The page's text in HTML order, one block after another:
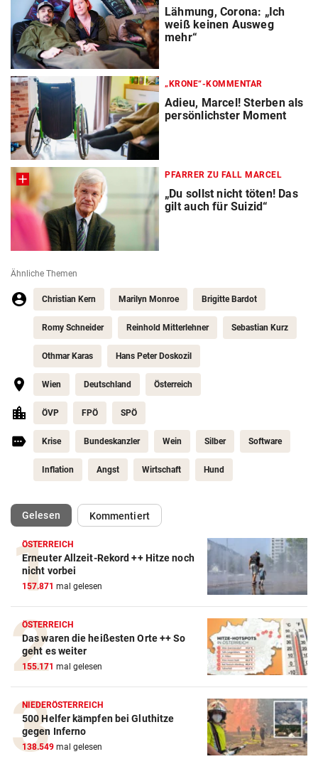
Lähmung, Corona: „Ich
weiß keinen Ausweg
mehr“
„KRONE“-KOMMENTAR
Adieu, Marcel! Sterben als
persönlichster Moment
PFARRER ZU FALL MARCEL
„Du sollst nicht töten! Das
gilt auch für Suizid“
Ähnliche Themen
Christian Kern Marilyn Monroe Brigitte Bardot
Romy Schneider Reinhold Mitterlehner Sebastian Kurz
Othmar Karas Hans Peter Doskozil
Wien Deutschland Österreich
ÖVP FPÖ SPÖ
Krise Bundeskanzler Wein Silber Software
Inflation Angst Wirtschaft Hund
Gelesen(ausgewählt)Kommentiert
ÖSTERREICH
Erneuter Allzeit-Rekord ++ Hitze noch
nicht vorbei
157.871 mal gelesen
ÖSTERREICH
Das waren die heißesten Orte ++ So
geht es weiter
155.171 mal gelesen
NIEDERÖSTERREICH
500 Helfer kämpfen bei Gluthitze
gegen Inferno
138.549 mal gelesen